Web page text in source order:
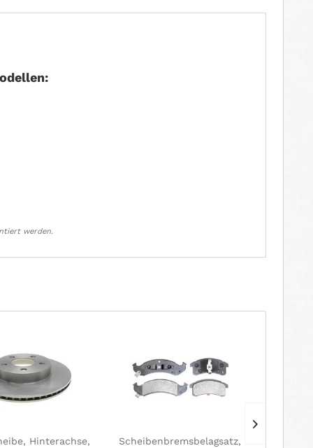
werden.
Hinterachse,
Scheibenbremsbelagsatz,